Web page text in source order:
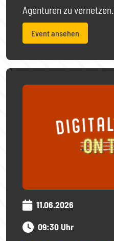
Agenturen zu vernetzen.
Event ansehen
11.06.2026
09:30 Uhr